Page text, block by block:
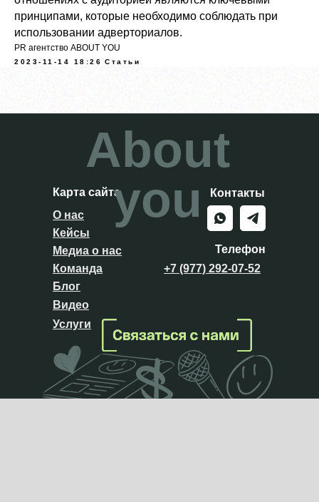
принципами, которые необходимо соблюдать при
использовании адверториалов.
PR агентство ABOUT YOU
2023-11-14 18:26 Статьи
Телефон
+7 (977) 292-07-52
Карта сайта
О нас
Кейсы
Медиа о нас
Команда
About
you
Контакты
Блог
Видео
Услуги